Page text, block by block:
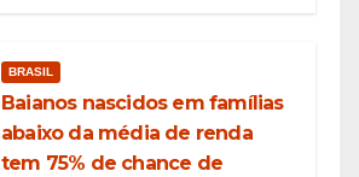
BRASIL
Baianos nascidos em famílias
abaixo da média de renda
tem 75% de chance de